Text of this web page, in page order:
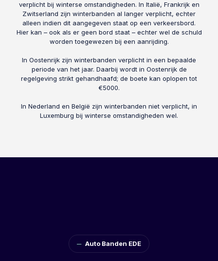
verplicht bij winterse omstandigheden. In Italië, Frankrijk en
Zwitserland zijn winterbanden al langer verplicht, echter
alleen indien dit aangegeven staat op een verkeersbord.
Hier kan – ook als er geen bord staat – echter wel de schuld
worden toegewezen bij een aanrijding.
In Oostenrijk zijn winterbanden verplicht in een bepaalde
periode van het jaar. Daarbij wordt in Oostenrijk de
regelgeving strikt gehandhaafd; de boete kan oplopen tot
€5000.
In Nederland en België zijn winterbanden niet verplicht, in
Luxemburg bij winterse omstandigheden wel.
─ Auto Banden EDE